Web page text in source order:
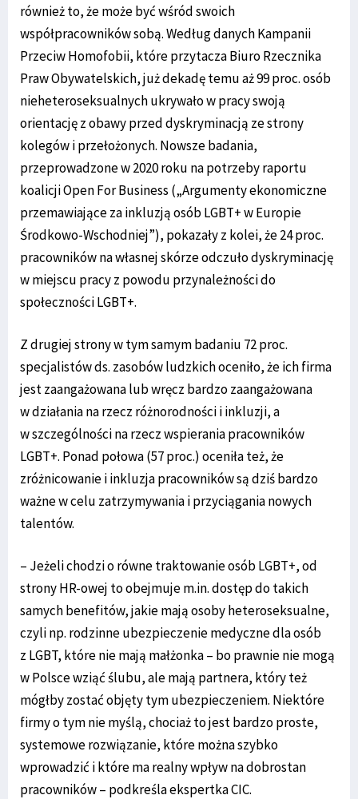
również to, że może być wśród swoich
współpracowników sobą. Według danych Kampanii
Przeciw Homofobii, które przytacza Biuro Rzecznika
Praw Obywatelskich, już dekadę temu aż 99 proc. osób
nieheteroseksualnych ukrywało w pracy swoją
orientację z obawy przed dyskryminacją ze strony
kolegów i przełożonych. Nowsze badania,
przeprowadzone w 2020 roku na potrzeby raportu
koalicji Open For Business („Argumenty ekonomiczne
przemawiające za inkluzją osób LGBT+ w Europie
Środkowo-Wschodniej”), pokazały z kolei, że 24 proc.
pracowników na własnej skórze odczuło dyskryminację
w miejscu pracy z powodu przynależności do
społeczności LGBT+.
Z drugiej strony w tym samym badaniu 72 proc.
specjalistów ds. zasobów ludzkich oceniło, że ich firma
jest zaangażowana lub wręcz bardzo zaangażowana
w działania na rzecz różnorodności i inkluzji, a
w szczególności na rzecz wspierania pracowników
LGBT+. Ponad połowa (57 proc.) oceniła też, że
zróżnicowanie i inkluzja pracowników są dziś bardzo
ważne w celu zatrzymywania i przyciągania nowych
talentów.
– Jeżeli chodzi o równe traktowanie osób LGBT+, od
strony HR-owej to obejmuje m.in. dostęp do takich
samych benefitów, jakie mają osoby heteroseksualne,
czyli np. rodzinne ubezpieczenie medyczne dla osób
z LGBT, które nie mają małżonka – bo prawnie nie mogą
w Polsce wziąć ślubu, ale mają partnera, który też
mógłby zostać objęty tym ubezpieczeniem. Niektóre
firmy o tym nie myślą, chociaż to jest bardzo proste,
systemowe rozwiązanie, które można szybko
wprowadzić i które ma realny wpływ na dobrostan
pracowników – podkreśla ekspertka CIC.